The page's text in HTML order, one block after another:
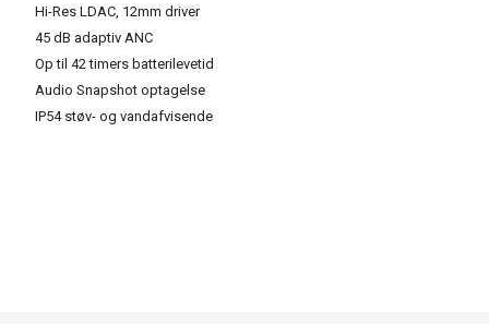
Hi-Res LDAC, 12mm driver
45 dB adaptiv ANC
Op til 42 timers batterilevetid
Audio Snapshot optagelse
IP54 støv- og vandafvisende